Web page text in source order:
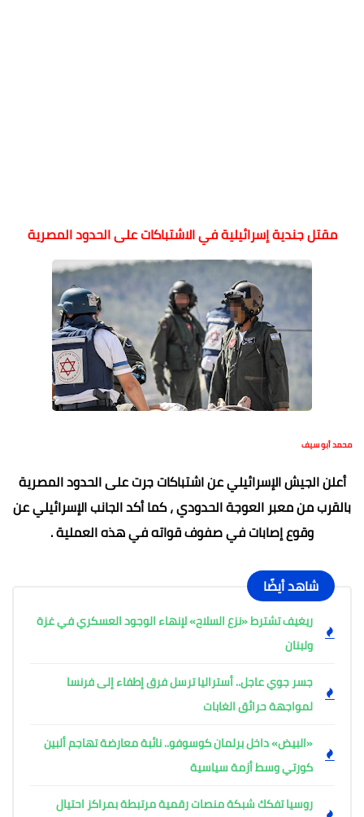
مقتل جندية إسرائيلية في الاشتباكات على الحدود المصرية
محمد أبو سيف
أعلن الجيش الإسرائيلي عن اشتباكات جرت على الحدود المصرية
بالقرب من معبر العوجة الحدودي ، كما أكد الجانب الإسرائيلي عن
وقوع إصابات في صفوف قواته في هذه العملية .
شاهد أيضًا
ريغيف تشترط «نزع السلاح» لإنهاء الوجود العسكري في غزة
ولبنان
جسر جوي عاجل.. أستراليا ترسل فرق إطفاء إلى فرنسا
لمواجهة حرائق الغابات
«البيض» داخل برلمان كوسوفو.. نائبة معارضة تهاجم ألبين
كورتي وسط أزمة سياسية
روسيا تفكك شبكة منصات رقمية مرتبطة بمراكز احتيال